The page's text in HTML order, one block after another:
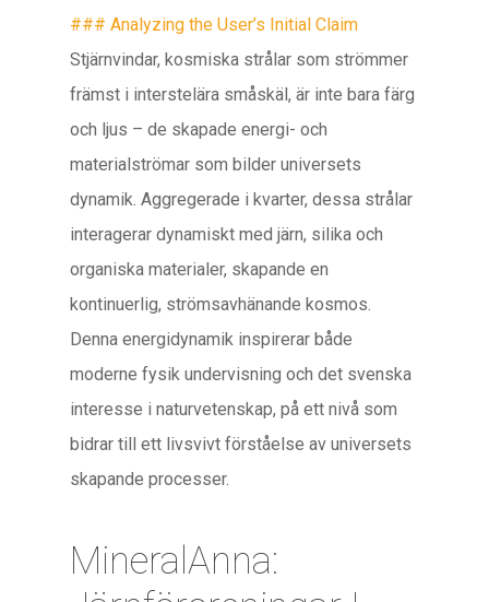
### Analyzing the User’s Initial Claim
Stjärnvindar, kosmiska strålar som strömmer
främst i interstelära småskäl, är inte bara färg
och ljus – de skapade energi- och
materialströmar som bilder universets
dynamik. Aggregerade i kvarter, dessa strålar
interagerar dynamiskt med järn, silika och
organiska materialer, skapande en
kontinuerlig, strömsavhänande kosmos.
Denna energidynamik inspirerar både
moderne fysik undervisning och det svenska
interesse i naturvetenskap, på ett nivå som
bidrar till ett livsvivt förståelse av universets
skapande processer.
MineralAnna: